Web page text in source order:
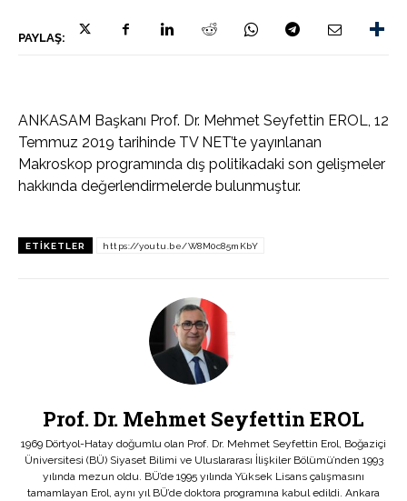
PAYLAŞ:
ANKASAM Başkanı Prof. Dr. Mehmet Seyfettin EROL, 12
Temmuz 2019 tarihinde TV NET’te yayınlanan
Makroskop programında dış politikadaki son gelişmeler
hakkında değerlendirmelerde bulunmuştur.
ETIKETLER https://youtu.be/W8M0c85mKbY
Prof. Dr. Mehmet Seyfettin EROL
1969 Dörtyol-Hatay doğumlu olan Prof. Dr. Mehmet Seyfettin Erol, Boğaziçi
Üniversitesi (BÜ) Siyaset Bilimi ve Uluslararası İlişkiler Bölümü’nden 1993
yılında mezun oldu. BÜ’de 1995 yılında Yüksek Lisans çalışmasını
tamamlayan Erol, aynı yıl BÜ’de doktora programına kabul edildi. Ankara